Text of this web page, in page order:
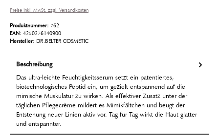
Preise inkl. MwSt. zzgl. Versandkosten
Produktnummer: 762
EAN: 4250276140900
Hersteller: DR.BELTER COSMETIC
Beschreibung
Das ultra-leichte Feuchtigkeitsserum setzt ein patentiertes,
biotechnologisches Peptid ein, um gezielt entspannend auf die
mimische Muskulatur zu wirken. Als effektiver Zusatz unter der
täglichen Pflegecrème mildert es Mimikfältchen und beugt der
Entstehung neuer Linien aktiv vor. Tag für Tag wirkt die Haut glatter
und entspannter.